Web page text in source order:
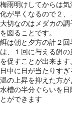
梅雨明けしてからは
化が早くなるので２、
大切なのはメダカの
を図ることです。
餌は朝と夕方の計２
は、１回に与える餌
を促すことが出来ます
日中に日が当たりす
温の上昇を抑えた方が
水槽の半分ぐらいを
とができます